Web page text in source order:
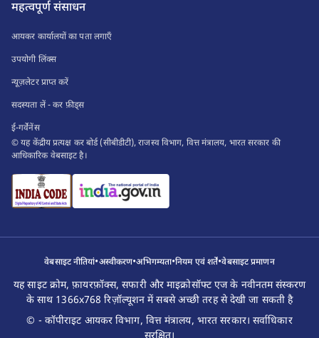
महत्वपूर्ण संसाधन
आयकर कार्यालयों का पता लगाएँ
उपयोगी लिंक्स
न्यूज़लेटर प्राप्त करें
सदस्यता लें - कर फ़ीड्स
ई-गर्वेनेंस
© यह केंद्रीय प्रत्यक्ष कर बोर्ड (सीबीडीटी), राजस्व विभाग, वित्त मंत्रालय, भारत सरकार की
आधिकारिक वेबसाइट है।
वेबसाइट नीतियां•अस्वीकरण•अभिगम्यता•नियम एवं शर्तें•वेबसाइट प्रमाणन
यह साइट क्रोम, फ़ायरफ़ॉक्स, सफारी और माइक्रोसॉफ्ट एज के नवीनतम संस्करण
के साथ 1366x768 रिज़ॉल्यूशन में सबसे अच्छी तरह से देखी जा सकती है
© - कॉपीराइट आयकर विभाग, वित्त मंत्रालय, भारत सरकार। सर्वाधिकार